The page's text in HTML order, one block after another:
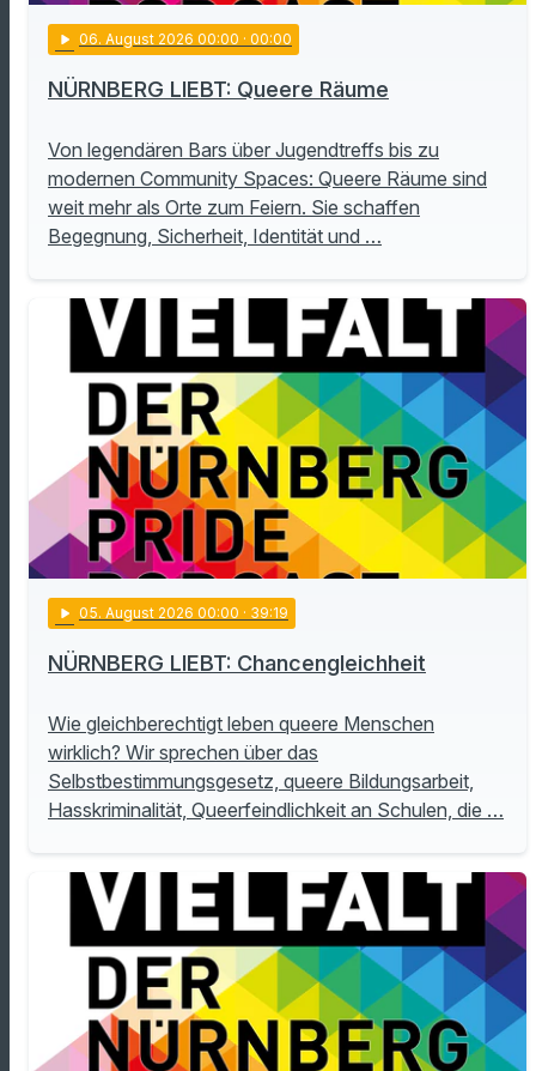
play_arrow 06. August 2026 00:00 · 00:00
NÜRNBERG LIEBT: Queere Räume
Von legendären Bars über Jugendtreffs bis zu
modernen Community Spaces: Queere Räume sind
weit mehr als Orte zum Feiern. Sie schaffen
Begegnung, Sicherheit, Identität und …
play_arrow 05. August 2026 00:00 · 39:19
NÜRNBERG LIEBT: Chancengleichheit
Wie gleichberechtigt leben queere Menschen
wirklich? Wir sprechen über das
Selbstbestimmungsgesetz, queere Bildungsarbeit,
Hasskriminalität, Queerfeindlichkeit an Schulen, die …